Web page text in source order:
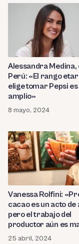
Alessandra Medina,
Perú: «El rango
elige tomar Pepsi
amplio»
8 mayo, 2024
Vanessa Rolfini:
cacao es un acto de
pero el trabajo del
productor aún es
pagado»
25 abril, 2024